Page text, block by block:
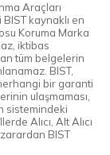
Araçları
kaynaklı en
Koruma Marka
iktibas
tüm belgelerin
BIST,
bir garanti
ulaşmaması,
sistemindeki
Alıcı, Alt Alıcı
BIST